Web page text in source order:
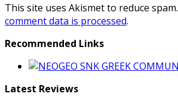
This site uses Akismet to reduce spam.
comment data is processed.
Recommended Links
Latest Reviews